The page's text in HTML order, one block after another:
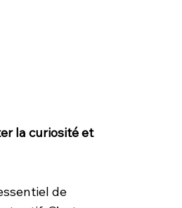
la curiosité et
de